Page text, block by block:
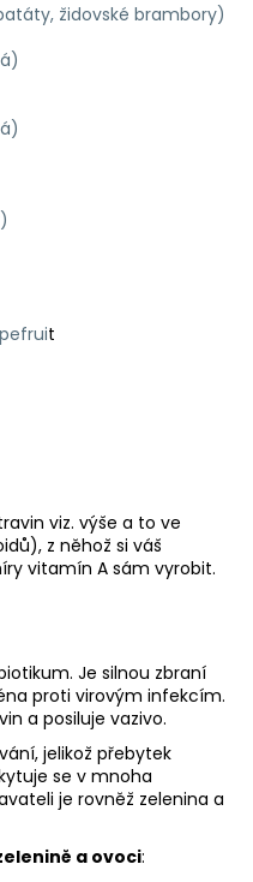
židovské brambory)
t
viz. výše a to ve
z něhož si váš
vitamín A sám vyrobit.
Je silnou zbraní
proti virovým infekcím.
a posiluje vazivo.
jelikož přebytek
se v mnoha
je rovněž zelenina a
a ovoci: